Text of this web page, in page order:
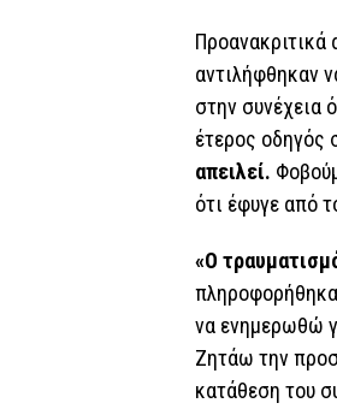
Προανακριτικά
αντιλήφθηκαν
στην συνέχεια
έτερος οδηγός
απειλεί.
ότι έφυγε από
«Ο
πληροφορήθηκα
να ενημερωθώ
Ζητάω την
κατάθεση του